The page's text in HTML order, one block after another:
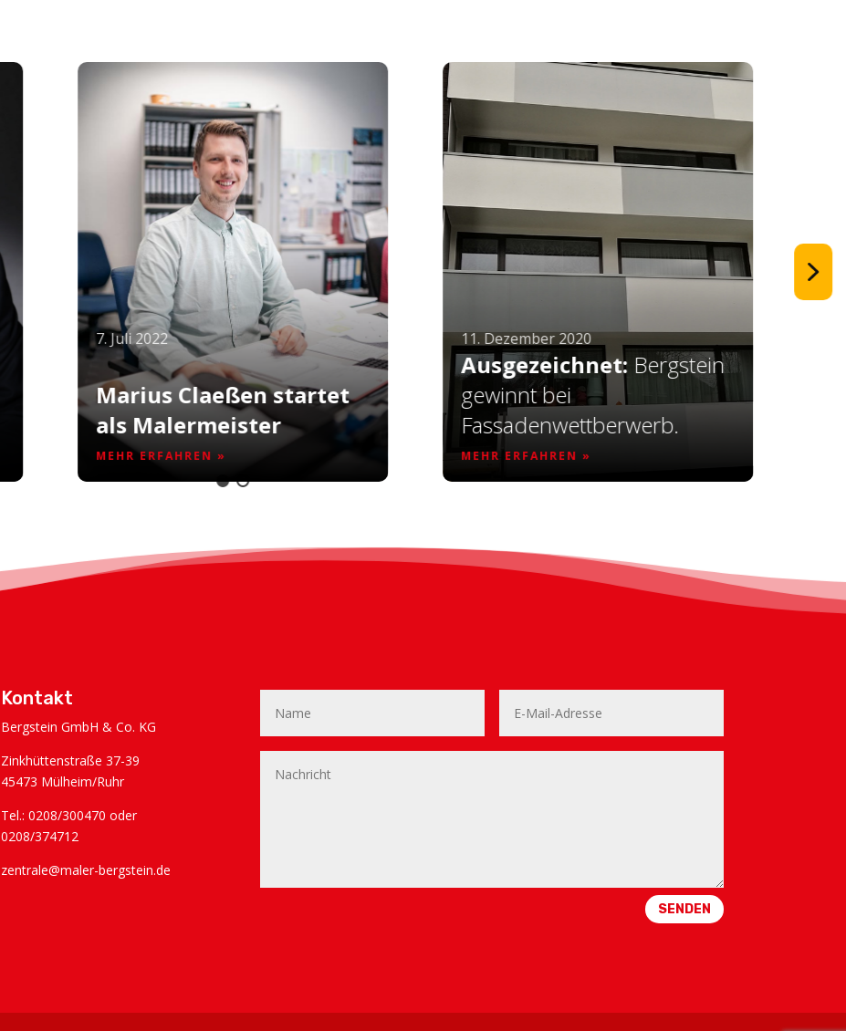
7. Juli 2022
Marius Claeßen startet
als Malermeister
MEHR ERFAHREN »
11. Dezember 2020
Ausgezeichnet: Bergstein
gewinnt bei
Fassadenwettberwerb.
MEHR ERFAHREN »
Kontakt
Bergstein GmbH & Co. KG
Zinkhüttenstraße 37-39
45473 Mülheim/Ruhr
Tel.: 0208/300470 oder
0208/374712
zentrale@maler-bergstein.de
SENDEN